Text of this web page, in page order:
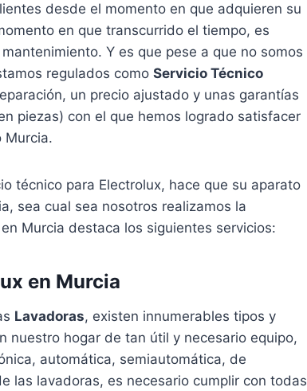
desde el momento en que adquieren su
en que transcurrido el tiempo, es
Y es que pese a que no somos
regulados como Servicio Técnico
un precio ajustado y unas garantías
piezas) con el que hemos logrado satisfacer
Murcia.
técnico para Electrolux, hace que su aparato
sea cual sea nosotros realizamos la
Murcia destaca los siguientes servicios:
en Murcia
Lavadoras, existen innumerables tipos y
nuestro hogar de tan útil y necesario equipo,
automática, semiautomática, de
las lavadoras, es necesario cumplir con todas